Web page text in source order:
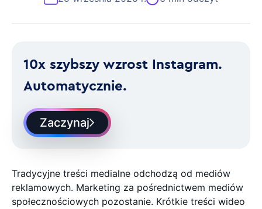
10x szybszy wzrost Instagram.
Automatycznie.
Zaczynaj
Tradycyjne treści medialne odchodzą od mediów
reklamowych. Marketing za pośrednictwem mediów
społecznościowych pozostanie. Krótkie treści wideo